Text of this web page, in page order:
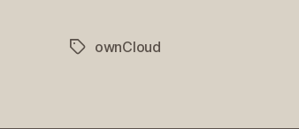
Schlagwörter
ownCloud